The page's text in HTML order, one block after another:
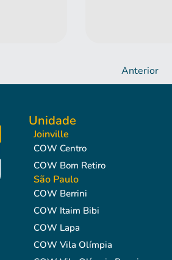
Anterior
Unidade
Joinville
COW Centro
COW Bom Retiro
São Paulo
COW Berrini
COW Itaim Bibi
COW Lapa
COW Vila Olímpia